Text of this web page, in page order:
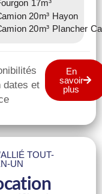
17m³
20m³ Hayon
20m³ Plancher
dates et
En
savoir
plus
TOUT-
UN